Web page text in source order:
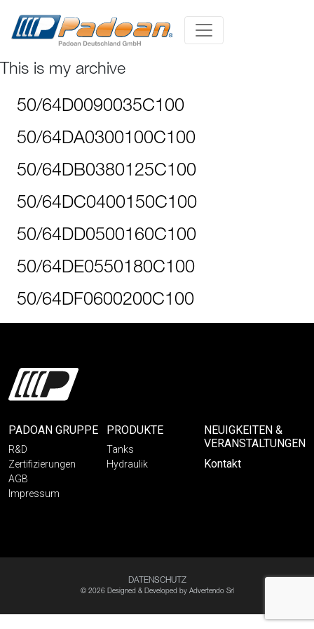
This is my archive
50/64D0090035C100
50/64DA0300100C100
50/64DB0380125C100
50/64DC0400150C100
50/64DD0500160C100
50/64DE0550180C100
50/64DF0600200C100
PADOAN GRUPPE
R&D
Zertifizierungen
AGB
Impressum
PRODUKTE
Tanks
Hydraulik
NEUIGKEITEN &
VERANSTALTUNGEN
Kontakt
DATENSCHUTZ
© 2026 Designed & Developed by Advertendo Srl